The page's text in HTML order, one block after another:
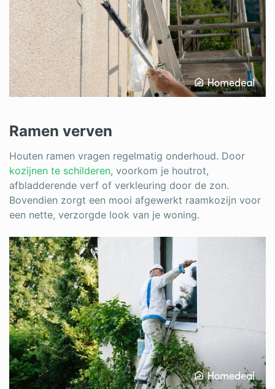
Ramen verven
Houten ramen vragen regelmatig onderhoud. Door
kozijnen te schilderen, voorkom je houtrot,
afbladderende verf of verkleuring door de zon.
Bovendien zorgt een mooi afgewerkt raamkozijn voor
een nette, verzorgde look van je woning.